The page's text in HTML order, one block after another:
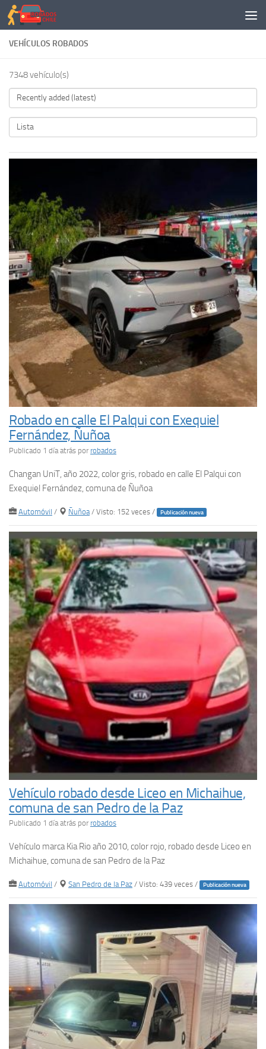
Saltar al contenido
VEHÍCULOS ROBADOS
7348 vehículo(s)
Robado en calle El Palqui con Exequiel
Fernández, Ñuñoa
Publicado 1 día atrás por robados
Changan UniT, año 2022, color gris, robado en calle El Palqui con
Exequiel Fernández, comuna de Ñuñoa
Automóvil / Ñuñoa / Visto: 152 veces / Publicación nueva
Vehículo robado desde Liceo en Michaihue,
comuna de san Pedro de la Paz
Publicado 1 día atrás por robados
Vehículo marca Kia Rio año 2010, color rojo, robado desde Liceo en
Michaihue, comuna de san Pedro de la Paz
Automóvil / San Pedro de la Paz / Visto: 439 veces / Publicación nueva